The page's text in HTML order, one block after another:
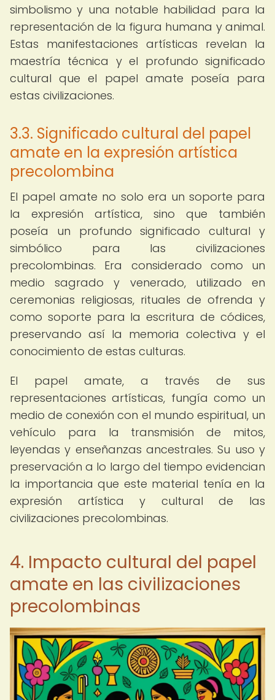
simbolismo y una notable habilidad para la
representación de la figura humana y animal.
Estas manifestaciones artísticas revelan la
maestría técnica y el profundo significado
cultural que el papel amate poseía para
estas civilizaciones.
3.3. Significado cultural del papel
amate en la expresión artística
precolombina
El papel amate no solo era un soporte para
la expresión artística, sino que también
poseía un profundo significado cultural y
simbólico para las civilizaciones
precolombinas. Era considerado como un
medio sagrado y venerado, utilizado en
ceremonias religiosas, rituales de ofrenda y
como soporte para la escritura de códices,
preservando así la memoria colectiva y el
conocimiento de estas culturas.
El papel amate, a través de sus
representaciones artísticas, fungía como un
medio de conexión con el mundo espiritual, un
vehículo para la transmisión de mitos,
leyendas y enseñanzas ancestrales. Su uso y
preservación a lo largo del tiempo evidencian
la importancia que este material tenía en la
expresión artística y cultural de las
civilizaciones precolombinas.
4. Impacto cultural del papel
amate en las civilizaciones
precolombinas